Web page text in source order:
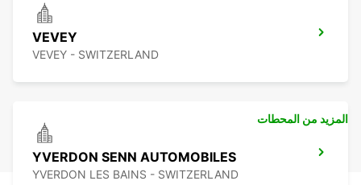
VEVEY
VEVEY - SWITZERLAND
YVERDON SENN AUTOMOBILES
YVERDON LES BAINS - SWITZERLAND
المزيد من المحطات